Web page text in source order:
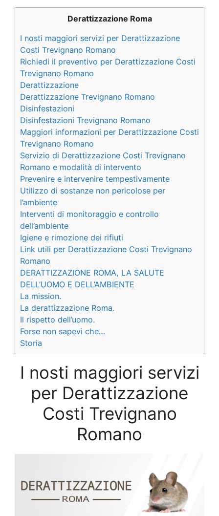
Derattizzazione Roma
I nosti maggiori servizi per Derattizzazione
Costi Trevignano Romano
Richiedi il preventivo per Derattizzazione Costi
Trevignano Romano
Derattizzazione
Derattizzazione Trevignano Romano
Disinfestazioni
Disinfestazioni Trevignano Romano
Maggiori informazioni per Derattizzazione Costi
Trevignano Romano
Servizio di Derattizzazione Costi Trevignano
Romano e modalità di intervento
Prevenire e intervenire tempestivamente
Utilizzo di sostanze non pericolose per
l’ambiente
Interventi di monitoraggio e controllo
dell’ambiente
Igiene e rimozione dei rifiuti
Link utili per Derattizzazione Costi Trevignano
Romano
DERATTIZZAZIONE ROMA, LA SALUTE
DELL’UOMO E DELL’AMBIENTE
La mission.
La derattizzazione Roma.
Il rispetto dell’uomo.
Forse non sapevi che…
Storia
I nosti maggiori servizi
per Derattizzazione
Costi Trevignano
Romano